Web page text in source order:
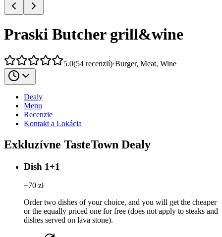
Praski Butcher grill&wine
5.0(54 recenzií)·Burger, Meat, Wine
Dealy
Menu
Recenzie
Kontakt a Lokácia
Exkluzívne TasteTown Dealy
Dish 1+1
−70 zł
Order two dishes of your choice, and you will get the cheaper
or the equally priced one for free (does not apply to steaks and
dishes served on lava stone).